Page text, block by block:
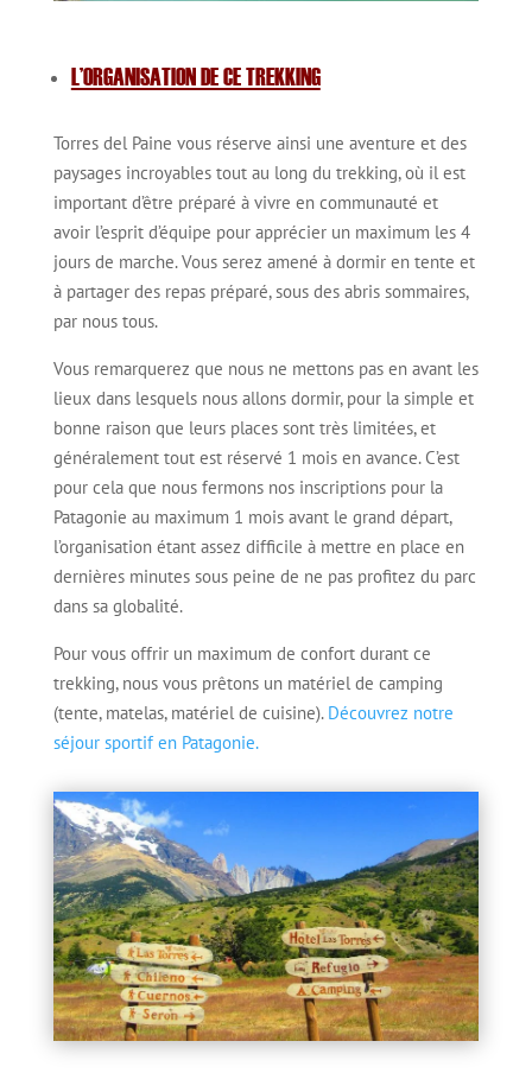
L’ORGANISATION DE CE TREKKING
Torres del Paine vous réserve ainsi une aventure et des
paysages incroyables tout au long du trekking, où il est
important d’être préparé à vivre en communauté et
avoir l’esprit d’équipe pour apprécier un maximum les 4
jours de marche. Vous serez amené à dormir en tente et
à partager des repas préparé, sous des abris sommaires,
par nous tous.
Vous remarquerez que nous ne mettons pas en avant les
lieux dans lesquels nous allons dormir, pour la simple et
bonne raison que leurs places sont très limitées, et
généralement tout est réservé 1 mois en avance. C’est
pour cela que nous fermons nos inscriptions pour la
Patagonie au maximum 1 mois avant le grand départ,
l’organisation étant assez difficile à mettre en place en
dernières minutes sous peine de ne pas profitez du parc
dans sa globalité.
Pour vous offrir un maximum de confort durant ce
trekking, nous vous prêtons un matériel de camping
(tente, matelas, matériel de cuisine). Découvrez notre
séjour sportif en Patagonie.